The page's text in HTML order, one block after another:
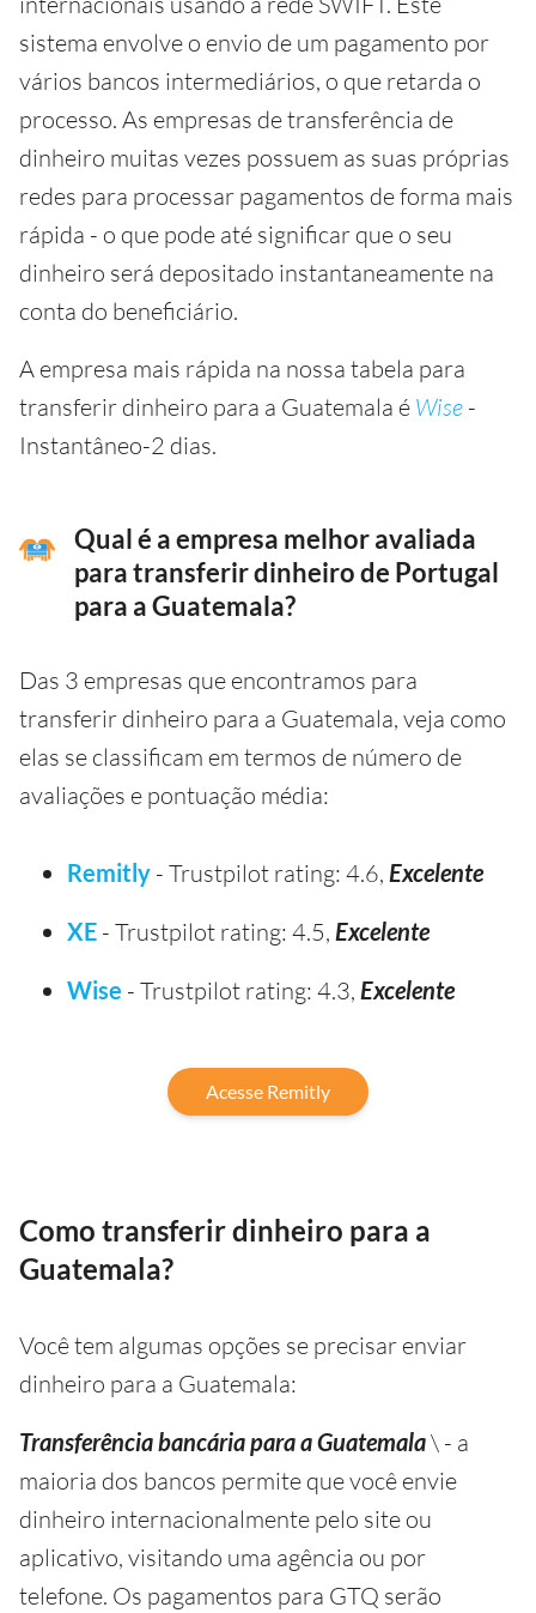
sistema envolve o envio de um pagamento por
vários bancos intermediários, o que retarda o
processo. As empresas de transferência de
dinheiro muitas vezes possuem as suas próprias
redes para processar pagamentos de forma mais
rápida - o que pode até significar que o seu
dinheiro será depositado instantaneamente na
conta do beneficiário.
A empresa mais rápida na nossa tabela para
transferir dinheiro para a Guatemala é Wise -
Instantâneo-2 dias.
Qual é a empresa melhor avaliada
para transferir dinheiro de Portugal
para a Guatemala?
Das 3 empresas que encontramos para
transferir dinheiro para a Guatemala, veja como
elas se classificam em termos de número de
avaliações e pontuação média:
Remitly - Trustpilot rating: 4.6, Excelente
XE - Trustpilot rating: 4.5, Excelente
Wise - Trustpilot rating: 4.3, Excelente
Acesse Remitly
Como transferir dinheiro para a
Guatemala?
Você tem algumas opções se precisar enviar
dinheiro para a Guatemala:
Transferência bancária para a Guatemala\ - a
maioria dos bancos permite que você envie
dinheiro internacionalmente pelo site ou
aplicativo, visitando uma agência ou por
telefone. Os pagamentos para GTQ serão